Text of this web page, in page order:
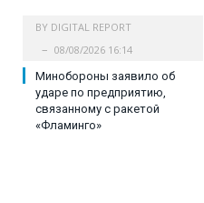
BY DIGITAL REPORT
08/08/2026 16:14
Минобороны заявило об
ударе по предприятию,
связанному с ракетой
«Фламинго»